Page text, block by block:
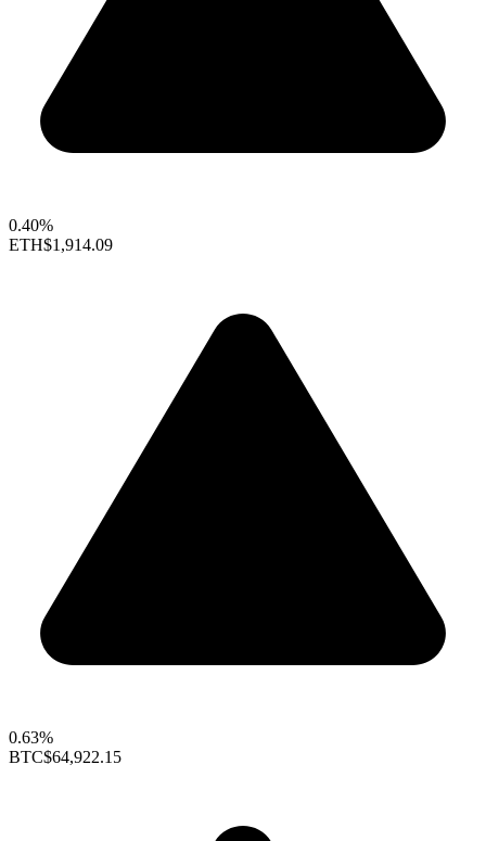
0.40%
ETH$1,914.09
0.63%
BTC$64,922.15